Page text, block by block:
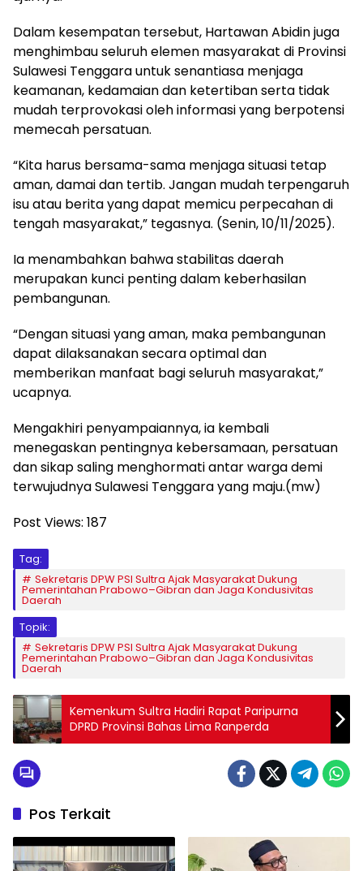
Dalam kesempatan tersebut, Hartawan Abidin juga
menghimbau seluruh elemen masyarakat di Provinsi
Sulawesi Tenggara untuk senantiasa menjaga
keamanan, kedamaian dan ketertiban serta tidak
mudah terprovokasi oleh informasi yang berpotensi
memecah persatuan.
“Kita harus bersama-sama menjaga situasi tetap
aman, damai dan tertib. Jangan mudah terpengaruh
isu atau berita yang dapat memicu perpecahan di
tengah masyarakat,” tegasnya. (Senin, 10/11/2025).
Ia menambahkan bahwa stabilitas daerah
merupakan kunci penting dalam keberhasilan
pembangunan.
“Dengan situasi yang aman, maka pembangunan
dapat dilaksanakan secara optimal dan
memberikan manfaat bagi seluruh masyarakat,”
ucapnya.
Mengakhiri penyampaiannya, ia kembali
menegaskan pentingnya kebersamaan, persatuan
dan sikap saling menghormati antar warga demi
terwujudnya Sulawesi Tenggara yang maju.(mw)
Post Views: 187
Tag:
Sekretaris DPW PSI Sultra Ajak Masyarakat Dukung
Pemerintahan Prabowo–Gibran dan Jaga Kondusivitas
Daerah
Topik:
Sekretaris DPW PSI Sultra Ajak Masyarakat Dukung
Pemerintahan Prabowo–Gibran dan Jaga Kondusivitas
Daerah
Kemenkum Sultra Hadiri Rapat Paripurna
DPRD Provinsi Bahas Lima Ranperda
Pos Terkait